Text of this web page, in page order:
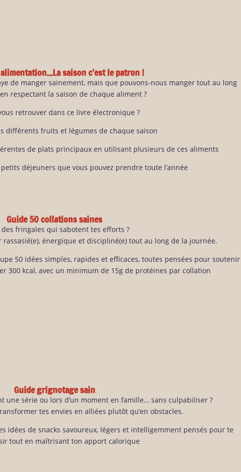
saison c’est le patron !
de manger sainement, mais que pouvons-nous manger tout au long
en respectant la saison de chaque aliment ?
retrouver dans ce livre électronique ?
différents fruits et légumes de chaque saison
de plats principaux en utilisant plusieurs de ces aliments
déjeuners que vous pouvez prendre toute l’année
Guide 50 collations saines
fringales qui sabotent tes efforts ?
énergique et discipliné(e) tout au long de la journée.
50 idées simples, rapides et efficaces, toutes pensées pour soutenir
300 kcal, avec un minimum de 15g de protéines par collation
Guide grignotage sain
une série ou lors d’un moment en famille… sans culpabiliser ?
tes envies en alliées plutôt qu’en obstacles.
idées de snacks savoureux, légers et intelligemment pensés pour te
tout en maîtrisant ton apport calorique